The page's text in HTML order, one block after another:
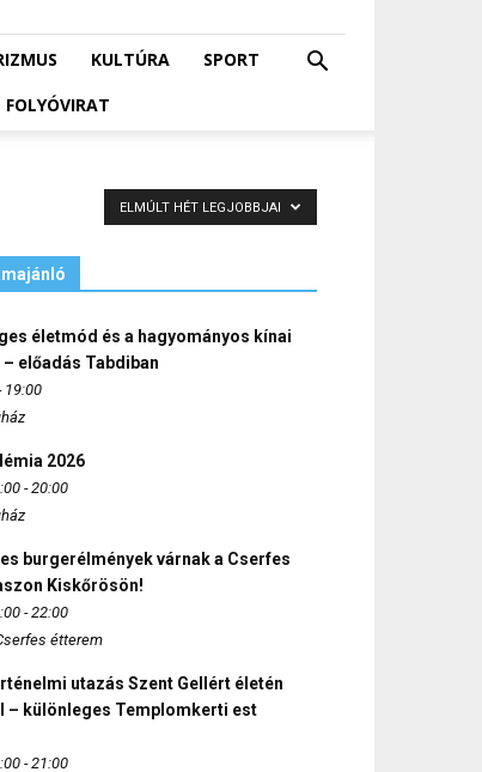
KULTÚRA
SPORT
FOLYÓVIRAT
ELMÚLT HÉT LEGJOBBJAI
életmód és a hagyományos kínai
előadás Tabdiban
19:00
2026
- 20:00
burgerélmények várnak a Cserfes
Kiskőrösön!
- 22:00
étterem
utazás Szent Gellért életén
– különleges Templomkerti est
- 21:00